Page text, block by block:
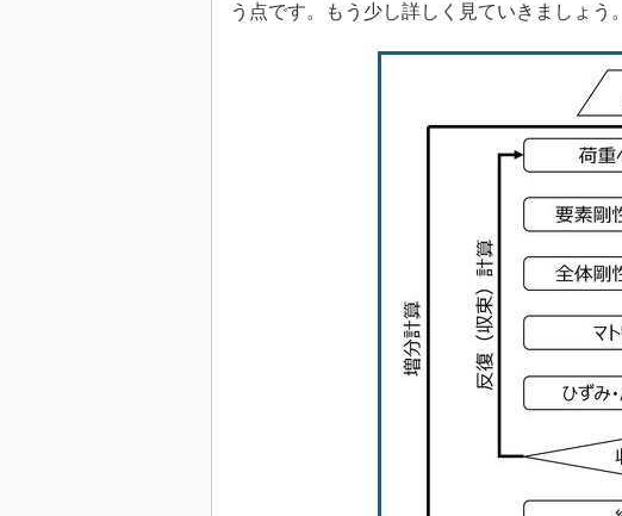
う点です。もう少し詳しく見ていきましょう。